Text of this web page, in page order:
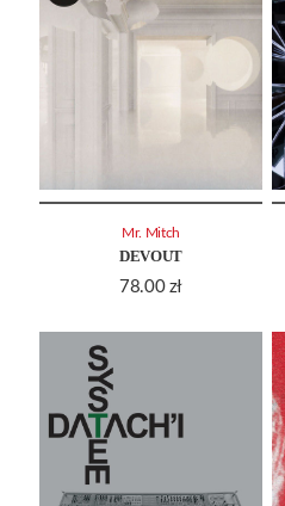
DEVOUT
78.00 zł
Mr. Mitch